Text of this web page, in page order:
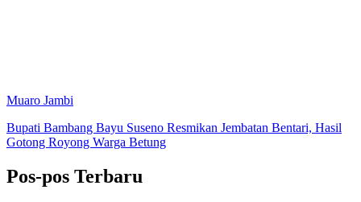
Muaro Jambi
Bupati Bambang Bayu Suseno Resmikan Jembatan Bentari, Hasil
Gotong Royong Warga Betung
Pos-pos Terbaru